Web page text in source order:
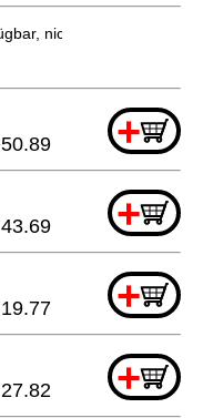
nicht bestellbar
+
50.89
+
43.69
+
19.77
+
27.82